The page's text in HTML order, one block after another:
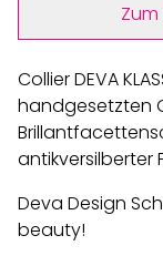
Collier DEVA
handgesetzten
antikversilberter
Deva Design
beauty!